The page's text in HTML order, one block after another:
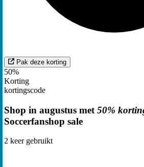
Pak deze korting
50%
Korting
kortingscode
Shop in augustus met 50%
Soccerfanshop sale
2 keer gebruikt